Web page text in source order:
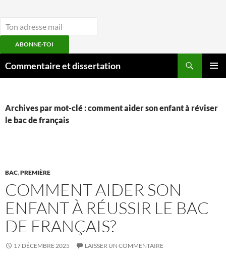
ABONNE-TOI
auCommentaire et dissertation
Archives par mot-clé : comment aider son enfant à réviser
le bac de français
BAC,PREMIÈRE
COMMENT AIDER SON
ENFANT À RÉUSSIR LE BAC
DE FRANÇAIS?
17 DÉCEMBRE 2025 LAISSER UN COMMENTAIRE